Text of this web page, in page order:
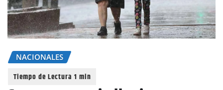
NACIONALES